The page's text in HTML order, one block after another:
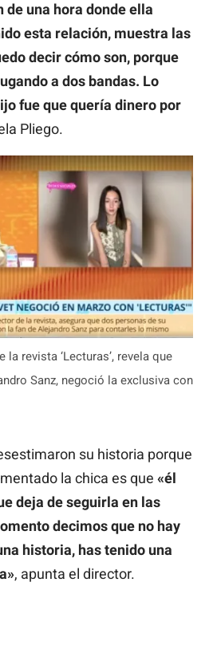
de una hora donde ella
esta relación, muestra las
decir cómo son, porque
a dos bandas. Lo
fue que quería dinero por
Pliego.
la revista ‘Lecturas’, revela que
Sanz, negoció la exclusiva con
su historia porque
la chica es que «él
deja de seguirla en las
decimos que no hay
historia, has tenido una
, apunta el director.